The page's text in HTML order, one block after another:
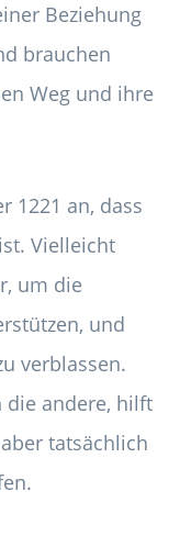
Beziehung
brauchen
Weg und ihre
1221 an, dass
Vielleicht
um die
und
verblassen.
die andere, hilft
tatsächlich